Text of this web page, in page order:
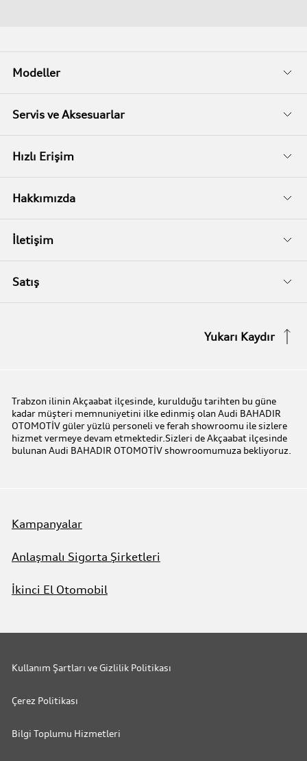
Modeller
Fiyat Listeleri
Kampanyalar
Servis ve Aksesuarlar
Audi Garanti
Audi Kasko
Audi Garanti Plus
Serviste Prestijin 7 Prensibi
Audi Online Team
Benim Audim
Hızlı Erişim
Servis Randevusu
Hakkımızda
Biz Kimiz?
İletişim
İletişim Bilgileri
Satış
Audi prime :plus
Yukarı Kaydır
Trabzon ilinin Akçaabat ilçesinde, kurulduğu tarihten bu güne
kadar müşteri memnuniyetini ilke edinmiş olan Audi BAHADIR
OTOMOTİV güler yüzlü personeli ve ferah showroomu ile sizlere
hizmet vermeye devam etmektedir.Sizleri de Akçaabat ilçesinde
bulunan Audi BAHADIR OTOMOTİV showroomumuza bekliyoruz.
Kampanyalar
Anlaşmalı Sigorta Şirketleri
İkinci El Otomobil
Kullanım Şartları ve Gizlilik Politikası
Çerez Politikası
Bilgi Toplumu Hizmetleri